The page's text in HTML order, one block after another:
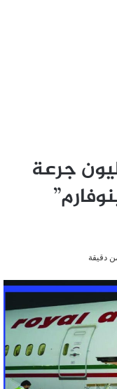
جرعة
دقيقة